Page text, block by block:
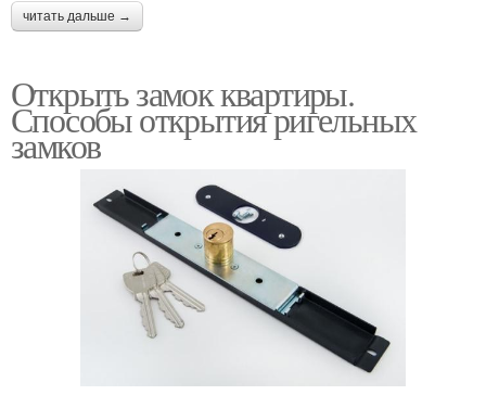
читать дальше →
Открыть замок квартиры.
Способы открытия ригельных
замков